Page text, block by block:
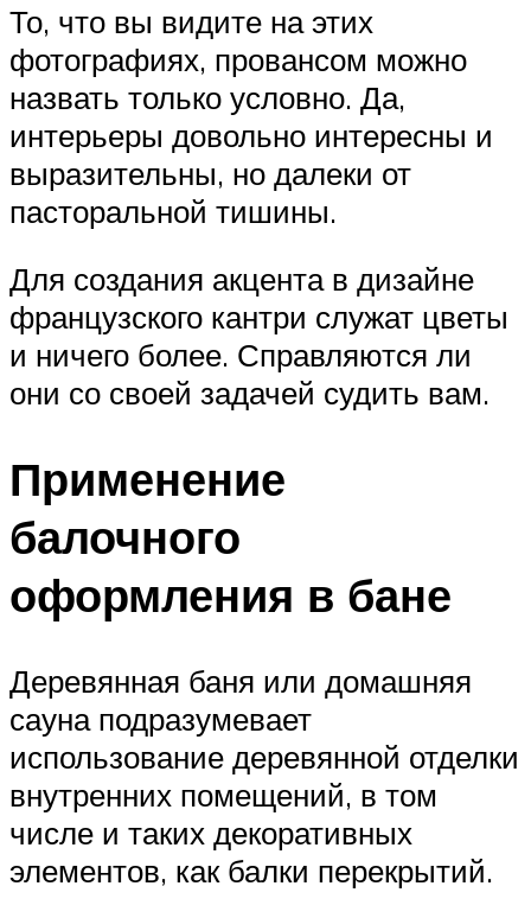
То, что вы видите на этих
фотографиях, провансом можно
назвать только условно. Да,
интерьеры довольно интересны и
выразительны, но далеки от
пасторальной тишины.
Для создания акцента в дизайне
французского кантри служат цветы
и ничего более. Справляются ли
они со своей задачей судить вам.
Применение
балочного
оформления в бане
Деревянная баня или домашняя
сауна подразумевает
использование деревянной отделки
внутренних помещений, в том
числе и таких декоративных
элементов, как балки перекрытий.